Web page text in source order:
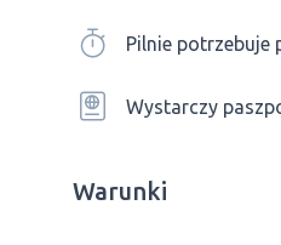
Pilnie potrzebuje
Wystarczy
Warunki